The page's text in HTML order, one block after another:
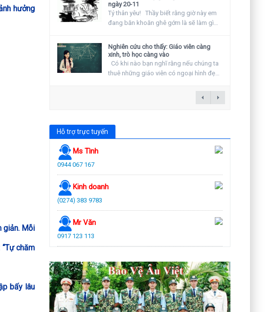
hưởng
giản. Mỗi
chăm
bấy lâu
ngày 20-11
Tý thân yêu! Thầy biết rằng giờ này em
đang băn khoăn ghê gớm là sẽ làm gì
Nghiên cứu cho thấy: Giáo viên càng
xinh, trò học càng vào
Có khi nào bạn nghĩ rằng nếu chúng ta
thuê những giáo viên có ngoại hình đẹp
Hỗ trợ trực tuyến
Ms Tình
0944 067 167
Kinh doanh
(0274) 383 9783
Mr Văn
0917 123 113